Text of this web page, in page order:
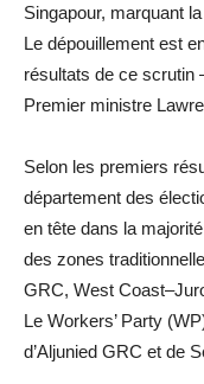
Singapour, marquant
Le dépouillement est
résultats de ce scrutin
Premier ministre
Selon les premiers
département des
en tête dans la
des zones
GRC, West
Le Workers’ Party
d’Aljunied GRC et de